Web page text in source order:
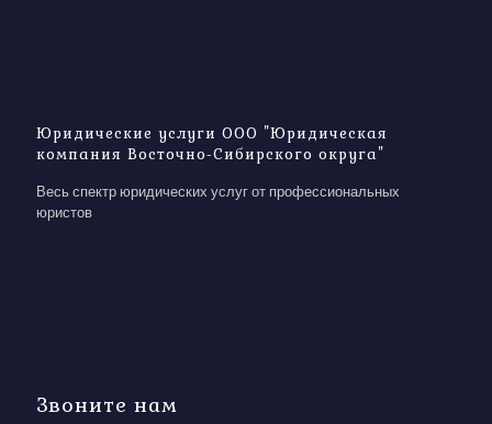
Юридические услуги ООО "Юридическая
компания Восточно-Сибирского округа"
Весь спектр юридических услуг от профессиональных
юристов
Звоните нам